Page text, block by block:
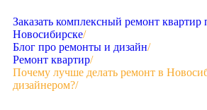
Заказать комплексный ремонт квартир
Новосибирске/
Блог про ремонты и дизайн/
Ремонт квартир/
Почему лучше делать ремонт в
дизайнером?/